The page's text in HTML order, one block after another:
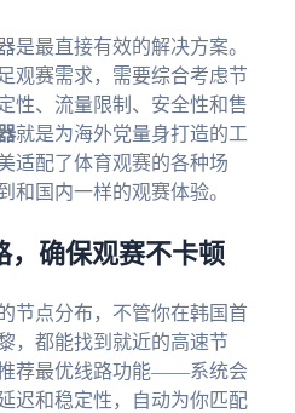
是最直接有效的解决方案。
观赛需求，需要综合考虑节
性、流量限制、安全性和售
就是为海外党量身打造的工
适配了体育观赛的各种场
和国内一样的观赛体验。
，确保观赛不卡顿
节点分布，不管你在韩国首
，都能找到就近的高速节
荐最优线路功能——系统会
迟和稳定性，自动为你匹配